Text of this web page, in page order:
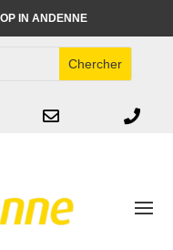
IN ANDENNE
 